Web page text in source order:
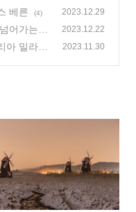
베른 (4) 2023.12.29
어가는
(0)
2023.12.22
아 밀라
2023.11.30